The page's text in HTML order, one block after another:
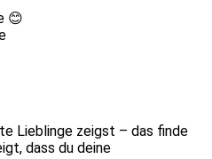
😊
Lieblinge zeigst – das finde
dass du deine